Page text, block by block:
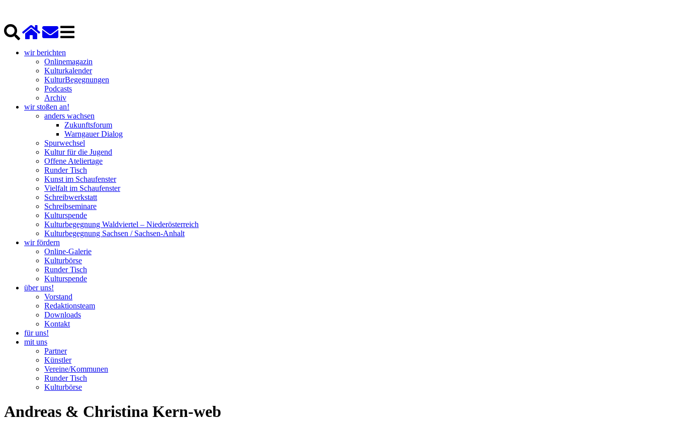
wir berichten
Onlinemagazin
Kulturkalender
KulturBegegnungen
Podcasts
Archiv
wir stoßen an!
anders wachsen
Zukunftsforum
Warngauer Dialog
Spurwechsel
Kultur für die Jugend
Offene Ateliertage
Runder Tisch
Kunst im Schaufenster
Vielfalt im Schaufenster
Schreibwerkstatt
Schreibseminare
Kulturspende
Kulturbegegnung Waldviertel – Niederösterreich
Kulturbegegnung Sachsen / Sachsen-Anhalt
wir fördern
Online-Galerie
Kulturbörse
Runder Tisch
Kulturspende
über uns!
Vorstand
Redaktionsteam
Downloads
Kontakt
für uns!
mit uns
Partner
Künstler
Vereine/Kommunen
Runder Tisch
Kulturbörse
Andreas & Christina Kern-web